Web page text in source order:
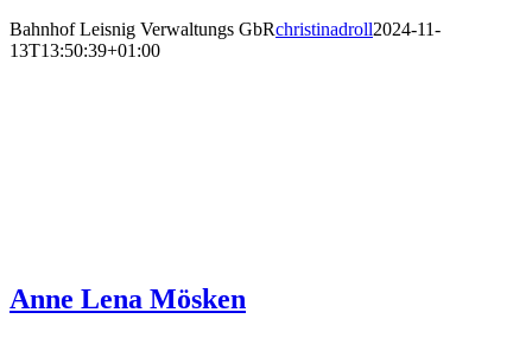
Bahnhof Leisnig Verwaltungs GbRchristinadroll2024-11-
13T13:50:39+01:00
Anne Lena Mösken